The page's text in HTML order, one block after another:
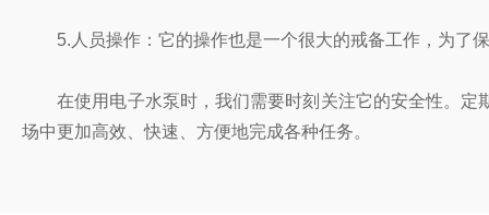
5.人员操作：它的操作也是一个很大的戒备工作，为了保
在使用电子水泵时，我们需要时刻关注它的安全性。定
场中更加高效、快速、方便地完成各种任务。